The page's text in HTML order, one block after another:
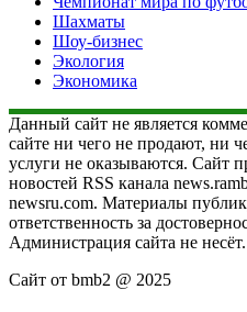
Шахматы
Шоу-бизнес
Экология
Экономика
Данный сайт не является
сайте ни чего не продают, ни
услуги не оказываются. Сайт
новостей RSS канала
newsru.com. Материалы
ответственность за
Администрация сайта не несёт.
Сайт от bmb2 @ 2025